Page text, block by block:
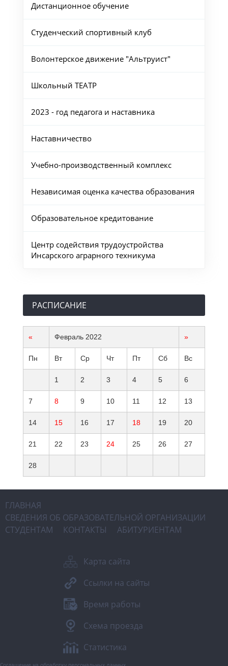
Дистанционное обучение
Студенческий спортивный клуб
Волонтерское движение "Альтруист"
Школьный ТЕАТР
2023 - год педагога и наставника
Наставничество
Учебно-производственный комплекс
Независимая оценка качества образования
Образовательное кредитование
Центр содействия трудоустройства
Инсарского аграрного техникума
РАСПИСАНИЕ
« Февраль 2022 »
Пн Вт Ср Чт Пт Сб Вс
1 2 3 4 5 6
7 8 9 10 11 12 13
14 15 16 17 18 19 20
21 22 23 24 25 26 27
28
ГЛАВНАЯ
СВЕДЕНИЯ ОБ ОБРАЗОВАТЕЛЬНОЙ ОРГАНИЗАЦИИ
СТУДЕНТАМ
КОНТАКТЫ АБИТУРИЕНТАМ
Карта сайта
Ссылки на сайты
Время работы
Схема проезда
Статистика